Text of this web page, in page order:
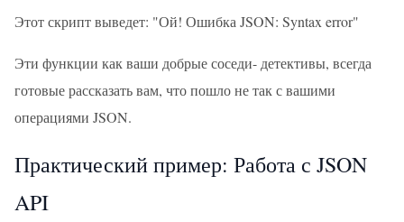
Этот скрипт выведет: "Ой! Ошибка JSON: Syntax error"
Эти функции как ваши добрые соседи- детективы, всегда
готовые рассказать вам, что пошло не так с вашими
операциями JSON.
Практический пример: Работа с JSON
API